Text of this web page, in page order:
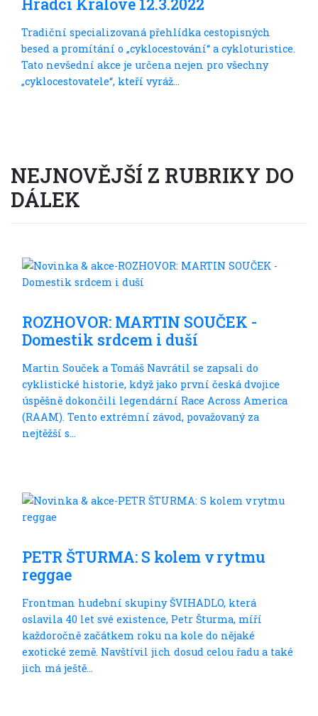
Tradiční specializovaná přehlídka cestopisných
besed a promítání o „cyklocestování“ a cykloturistice.
Tato nevšední akce je určena nejen pro všechny
„cyklocestovatele“, kteří vyráž...
NEJNOVĚJŠÍ Z RUBRIKY DO
DÁLEK
ROZHOVOR: MARTIN SOUČEK -
Domestik srdcem i duší
Martin Souček a Tomáš Navrátil se zapsali do
cyklistické historie, když jako první česká dvojice
úspěšně dokončili legendární Race Across America
(RAAM). Tento extrémní závod, považovaný za
nejtěžší s...
PETR ŠTURMA: S kolem v rytmu
reggae
Frontman hudební skupiny ŠVIHADLO, která
oslavila 40 let své existence, Petr Šturma, míří
každoročně začátkem roku na kole do nějaké
exotické země. Navštívil jich dosud celou řadu a také
jich má ještě...